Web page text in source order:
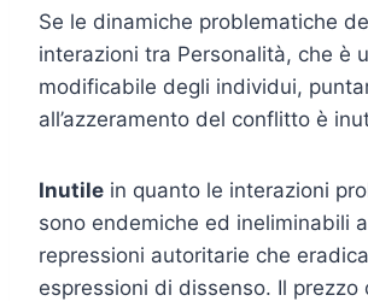
Se le dinamiche problematiche
interazioni tra Personalità, che è
modificabile degli individui,
all’azzeramento del conflitto è
Inutile in quanto le interazioni
sono endemiche ed ineliminabili
repressioni autoritarie che
espressioni di dissenso. Il prezzo